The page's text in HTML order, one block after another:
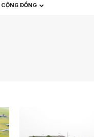
CỘNG ĐỒNG